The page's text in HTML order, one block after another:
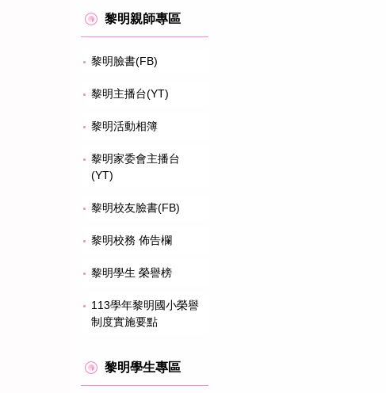
黎明親師專區
黎明臉書(FB)
黎明主播台(YT)
黎明活動相簿
黎明家委會主播台
(YT)
黎明校友臉書(FB)
黎明校務 佈告欄
黎明學生 榮譽榜
113學年黎明國小榮譽
制度實施要點
黎明學生專區